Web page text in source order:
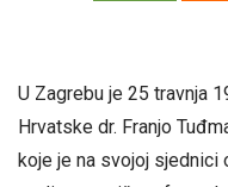
U Zagrebu je 25 travnja
Hrvatske dr. Franjo
koje je na svojoj